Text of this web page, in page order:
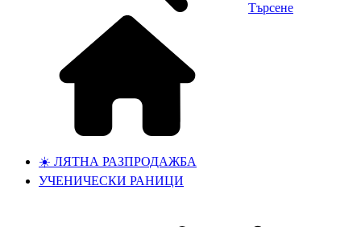
Търсене
☀️ ЛЯТНА РАЗПРОДАЖБА
УЧЕНИЧЕСКИ РАНИЦИ